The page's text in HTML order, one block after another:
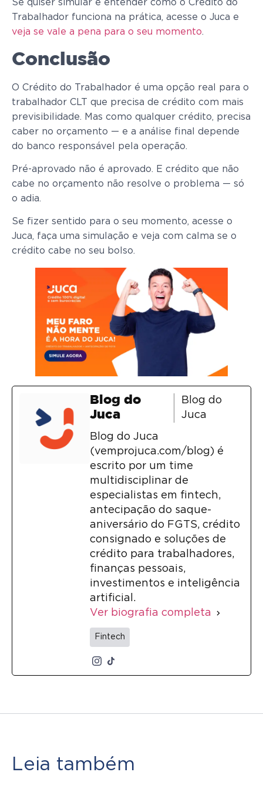
Se quiser simular e entender como o Crédito do
Trabalhador funciona na prática, acesse o Juca e
veja se vale a pena para o seu momento.
Conclusão
O Crédito do Trabalhador é uma opção real para o
trabalhador CLT que precisa de crédito com mais
previsibilidade. Mas como qualquer crédito, precisa
caber no orçamento — e a análise final depende
do banco responsável pela operação.
Pré-aprovado não é aprovado. E crédito que não
cabe no orçamento não resolve o problema — só
o adia.
Se fizer sentido para o seu momento, acesse o
Juca, faça uma simulação e veja com calma se o
crédito cabe no seu bolso.
Blog do
Juca
Blog do
Juca
Blog do Juca
(vemprojuca.com/blog) é
escrito por um time
multidisciplinar de
especialistas em fintech,
antecipação do saque-
aniversário do FGTS, crédito
consignado e soluções de
crédito para trabalhadores,
finanças pessoais,
investimentos e inteligência
artificial.
Ver biografia completa
Fintech
Leia também